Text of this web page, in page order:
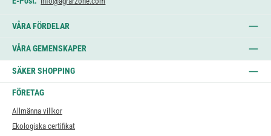
VÅRA FÖRDELAR
VÅRA GEMENSKAPER
SÄKER SHOPPING
FÖRETAG
Allmänna villkor
Ekologiska certifikat